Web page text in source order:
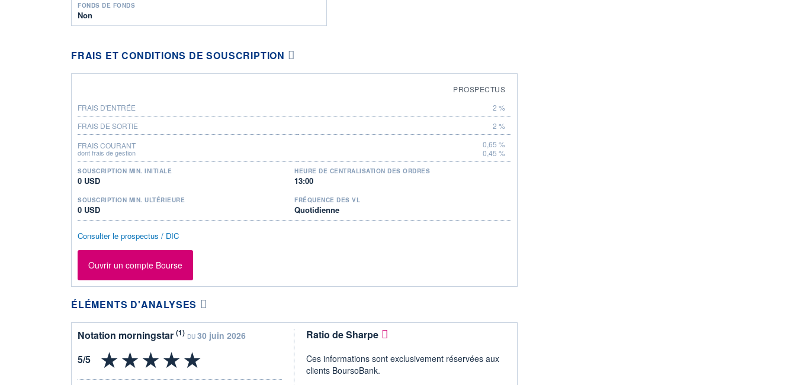
FONDS DE FONDS
Non
FRAIS ET CONDITIONS DE SOUSCRIPTION
PROSPECTUS
FRAIS D'ENTRÉE
2 %
FRAIS DE SORTIE
2 %
FRAIS COURANT
dont frais de gestion
0,65 %
0,45 %
SOUSCRIPTION MIN. INITIALE
0 USD
HEURE DE CENTRALISATION DES ORDRES
13:00
SOUSCRIPTION MIN. ULTÉRIEURE
0 USD
FRÉQUENCE DES VL
Quotidienne
Consulter le prospectus / DIC
Ouvrir un compte Bourse
ÉLÉMENTS D'ANALYSES
Notation morningstar (1) DU 30 juin 2026 Ratio de Sharpe
Ces informations sont exclusivement réservées aux
clients BoursoBank.